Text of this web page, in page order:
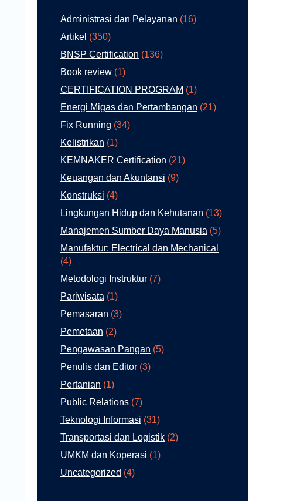
Administrasi dan Pelayanan (16)
Artikel (350)
BNSP Certification (136)
Book review (1)
CERTIFICATION PROGRAM (1)
Energi Migas dan Pertambangan (21)
Fix Running (34)
Kelistrikan (1)
KEMNAKER Certification (21)
Keuangan dan Akuntansi (9)
Konstruksi (4)
Lingkungan Hidup dan Kehutanan (13)
Manajemen Sumber Daya Manusia (5)
Manufaktur: Electrical dan Mechanical
(4)
Metodologi Instruktur (7)
Pariwisata (1)
Pemasaran (3)
Pemetaan (2)
Pengawasan Pangan (5)
Penulis dan Editor (3)
Pertanian (1)
Public Relations (7)
Teknologi Informasi (31)
Transportasi dan Logistik (2)
UMKM dan Koperasi (1)
Uncategorized (4)